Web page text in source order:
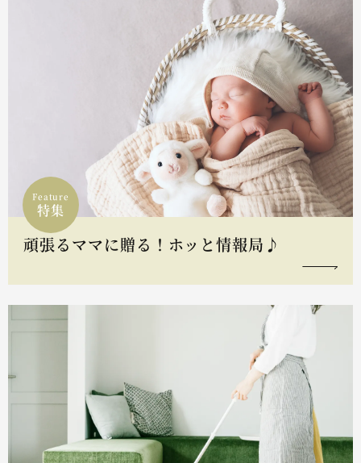
Feature
特集
頑張るママに贈る！ホッと情報局♪